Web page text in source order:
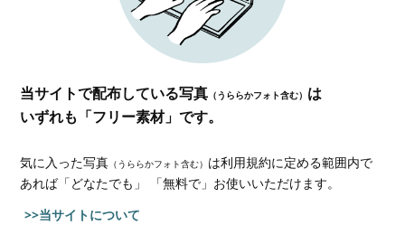
当サイトで配布している写真 （うららかフォト含む） は
いずれも「フリー素材」です。
気に入った写真 （うららかフォト含む） は利用規約に定める範囲内で
あれば「どなたでも」 「無料で」お使いいただけます。
>>当サイトについて